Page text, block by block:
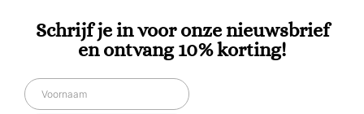
Schrijf je in voor onze nieuwsbrief
en ontvang 10% korting!